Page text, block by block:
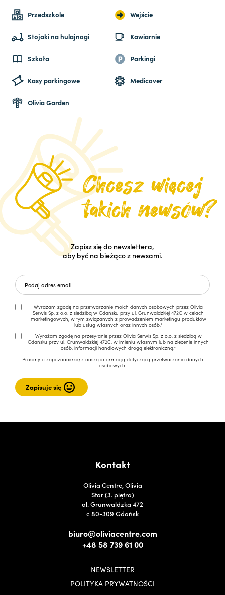
Przedszkole Wejście
Stojaki na hulajnogi Kawiarnie
Szkoła Parkingi
Kasy parkingowe Medicover
Olivia Garden
Zapisz się do newslettera,
aby być na bieżąco z newsami.
Wyrażam zgodę na przetwarzanie moich danych osobowych przez Olivia
Serwis Sp. z o.o. z siedzibą w Gdańsku przy ul. Grunwaldzkiej 472C w celach
marketingowych, w tym związanych z prowadzeniem marketingu produktów
lub usług własnych oraz innych osób.*
Wyrażam zgodę na przesyłanie przez Olivia Serwis Sp. z o.o. z siedzibą w
Gdańsku przy ul. Grunwaldzkiej 472C, w imieniu własnym lub na zlecenie innych
osób, informacji handlowych drogą elektroniczną.*
Prosimy o zapoznanie się z naszą informacją dotyczącą przetwarzania danych
osobowych.
Kontakt
Olivia Centre, Olivia
Star (3. piętro)
al. Grunwaldzka 472
c 80-309 Gdańsk
biuro@oliviacentre.com
+48 58 739 61 00
NEWSLETTER
POLITYKA PRYWATNOŚCI